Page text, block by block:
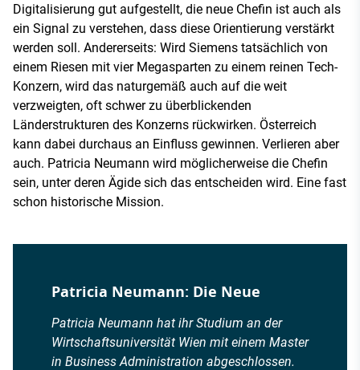
Digitalisierung gut aufgestellt, die neue Chefin ist auch als
ein Signal zu verstehen, dass diese Orientierung verstärkt
werden soll. Andererseits: Wird Siemens tatsächlich von
einem Riesen mit vier Megasparten zu einem reinen Tech-
Konzern, wird das naturgemäß auch auf die weit
verzweigten, oft schwer zu überblickenden
Länderstrukturen des Konzerns rückwirken. Österreich
kann dabei durchaus an Einfluss gewinnen. Verlieren aber
auch. Patricia Neumann wird möglicherweise die Chefin
sein, unter deren Ägide sich das entscheiden wird. Eine fast
schon historische Mission.
Patricia Neumann: Die Neue
Patricia Neumann hat ihr Studium an der
Wirtschaftsuniversität Wien mit einem Master
in Business Administration abgeschlossen.